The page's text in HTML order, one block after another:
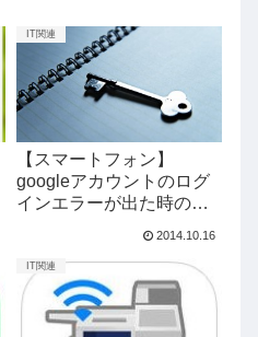
IT関連
【スマートフォン】
googleアカウントのログ
インエラーが出た時の対
2014.10.16
IT関連